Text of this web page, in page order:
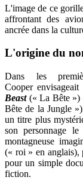
L'image de ce
affrontant des
ancrée dans la
L'origine du
Dans les
Cooper
Beast (« La Bête »)
Bête de la Jungle
un titre plus
son personnage
montagneuse
(« roi » en anglais),
pour un simple
fiction.